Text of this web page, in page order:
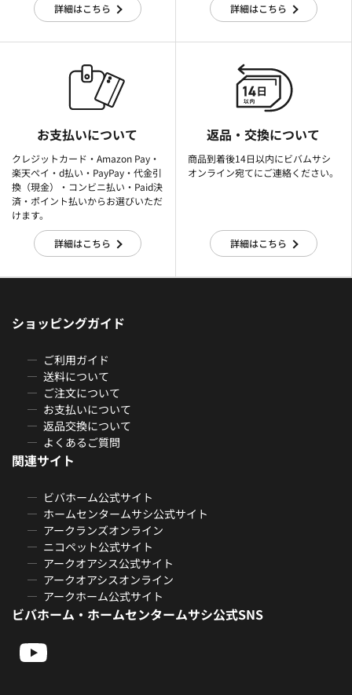
詳細はこちら 詳細はこちら
お支払いについて
クレジットカード・Amazon Pay・
楽天ぺイ・d払い・PayPay・代金引
換（現金）・コンビニ払い・Paid決
済・ポイント払いからお選びいただ
けます。
詳細はこちら
返品・交換について
商品到着後14日以内にビバムサシ
オンライン宛てにご連絡ください。
詳細はこちら
ショッピングガイド
ご利用ガイド
送料について
ご注文について
お支払いについて
返品交換について
よくあるご質問
関連サイト
ビバホーム公式サイト
ホームセンタームサシ公式サイト
アークランズオンライン
ニコペット公式サイト
アークオアシス公式サイト
アークオアシスオンライン
アークホーム公式サイト
ビバホーム・ホームセンタームサシ公式SNS